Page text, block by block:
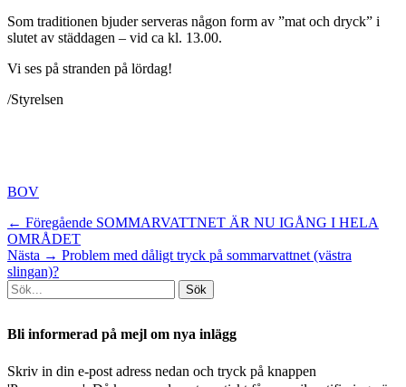
Som traditionen bjuder serveras någon form av ”mat och dryck” i
slutet av städdagen – vid ca kl. 13.00.
Vi ses på stranden på lördag!
/Styrelsen
Kategorier
BOV
Inläggsnavigering
← Föregående Föregående
SOMMARVATTNET ÄR NU IGÅNG I HELA
OMRÅDET
Nästa → Nästa
Problem med dåligt tryck på sommarvattnet (västra
slingan)?
Sök
efter:
Bli informerad på mejl om nya inlägg
Skriv in din e-post adress nedan och tryck på knappen